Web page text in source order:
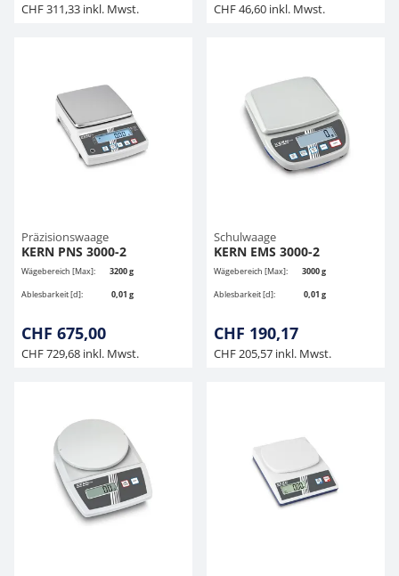
CHF 311,33 inkl. Mwst. CHF 46,60 inkl. Mwst.
Präzisionswaage
KERN PNS 3000-2
Wägebereich [Max]:
3200 g
Ablesbarkeit [d]:
0,01 g
CHF 675,00
CHF 729,68 inkl. Mwst.
Schulwaage
KERN EMS 3000-2
Wägebereich [Max]:
3000 g
Ablesbarkeit [d]:
0,01 g
CHF 190,17
CHF 205,57 inkl. Mwst.